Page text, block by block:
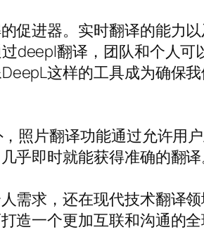
促进器。实时翻译的能力
deepl翻译，团队和个人可
这样的工具成为确保
照片翻译功能通过允许用
乎即时就能获得准确的翻译
需求，还在现代技术翻译
造一个更加互联和沟通的全